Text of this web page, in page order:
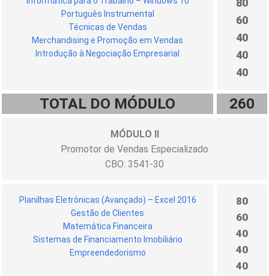
Português Instrumental
Técnicas de Vendas
Merchandising e Promoção em Vendas
Introdução à Negociação Empresarial
80
60
40
40
40
TOTAL DO MÓDULO 260
MÓDULO II
Promotor de Vendas Especializado
CBO: 3541-30
Planilhas Eletrônicas (Avançado) – Excel 2016
Gestão de Clientes
Matemática Financeira
Sistemas de Financiamento Imobiliário
Empreendedorismo
80
60
40
40
40